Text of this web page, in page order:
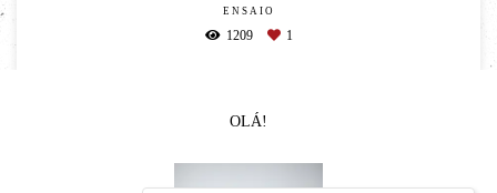
ENSAIO
1209 1
OLÁ!